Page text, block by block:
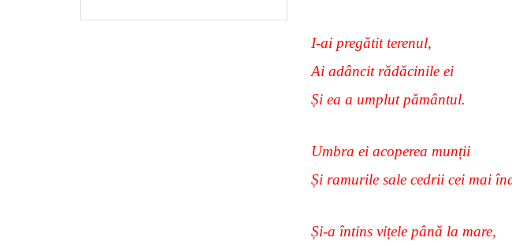
I-ai pregătit terenul,
Ai adâncit rădăcinile ei
Și ea a umplut pământul.
Umbra ei acoperea munții
Și ramurile sale cedrii cei mai
Și-a întins vițele până la mare,